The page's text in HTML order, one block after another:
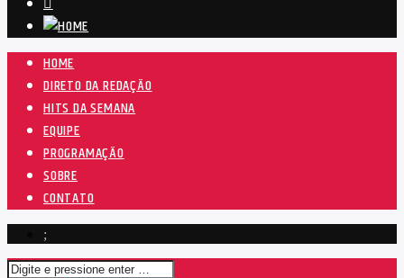
HOME
DIRETO DA REDAÇÃO
HITS DA SEMANA
EQUIPE
PROGRAMAÇÃO
SOBRE
CONTATO